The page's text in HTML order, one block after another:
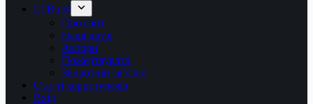
LTB.net
Про сайт
Наші друзі
Автори
Пожертвувати
Зворотній зв’язок
Статті користувачів
Вхід